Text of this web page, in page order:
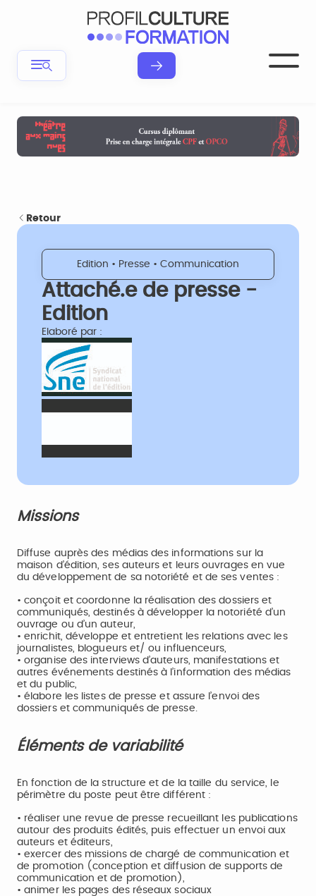
Retour
Edition • Presse • Communication
Attaché.e de presse -
Edition
Elaboré par :
Missions
Diffuse auprès des médias des informations sur la
maison d’édition, ses auteurs et leurs ouvrages en vue
du développement de sa notoriété et de ses ventes :
• conçoit et coordonne la réalisation des dossiers et
communiqués, destinés à développer la notoriété d’un
ouvrage ou d’un auteur,
• enrichit, développe et entretient les relations avec les
journalistes, blogueurs et/ ou influenceurs,
• organise des interviews d’auteurs, manifestations et
autres événements destinés à l’information des médias
et du public,
• élabore les listes de presse et assure l’envoi des
dossiers et communiqués de presse.
Éléments de variabilité
En fonction de la structure et de la taille du service, le
périmètre du poste peut être différent :
• réaliser une revue de presse recueillant les publications
autour des produits édités, puis effectuer un envoi aux
auteurs et éditeurs,
• exercer des missions de chargé de communication et
de promotion (conception et diffusion de supports de
communication et de promotion),
• animer les pages des réseaux sociaux